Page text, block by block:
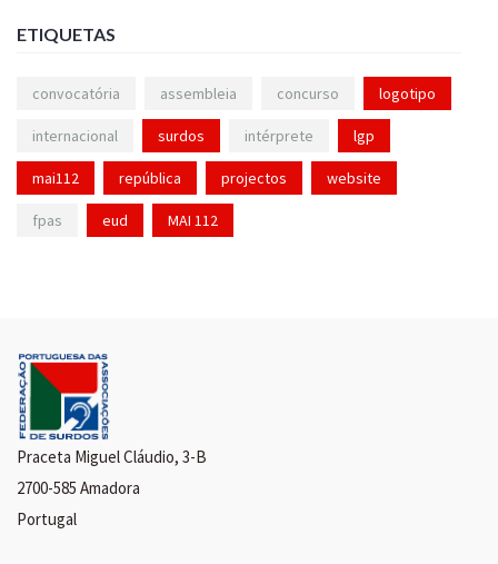
ETIQUETAS
convocatória assembleia concurso logotipo
internacional surdos intérprete lgp
mai112 república projectos website
fpas eud MAI 112
Praceta Miguel Cláudio, 3-B
2700-585 Amadora
Portugal